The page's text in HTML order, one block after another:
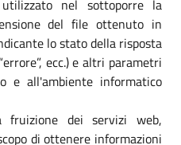
nel sottoporre la
del file ottenuto in
lo stato della risposta
ecc.) e altri parametri
e all'ambiente informatico
dei servizi web,
di ottenere informazioni